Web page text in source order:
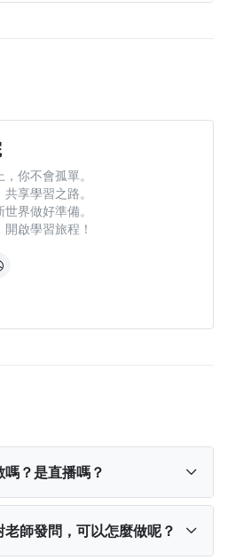
體控股集團旗下公司（以下統稱本
服務的協力機構。如您有依個資法
團已履行上開告知義務，您同意並
個人資料之目的及用途。如您已購
本公司蒐集、處理及利用個人資料
你不會孤單。
享學習之路。
界做好準備。
啟學習旅程！
？是直播嗎？
完成的線上課程，購買後，
隨地、不限次數地觀看。
師發問，可以怎麼做呢？